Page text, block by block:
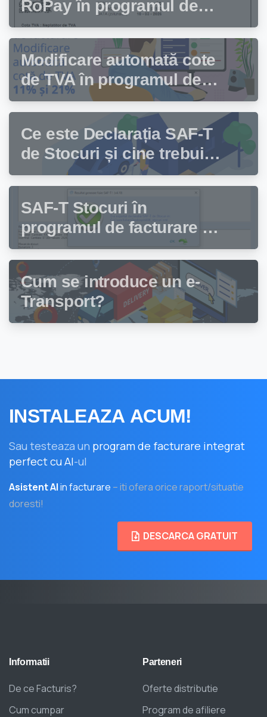
RoPay în programul de
facturare Facturis
Modificare automată cote
de TVA în programul de
facturare Facturis
Ce este Declarația SAF-T
de Stocuri și cine trebuie
să depună această
declarație?
SAF-T Stocuri în
programul de facturare și
gestiune stocuri Facturis
Cum se introduce un e-
Transport?
INSTALEAZA ACUM!
Sau testeaza un program de facturare integrat
perfect cu AI-ul
Asistent AIin facturare – iti ofera orice raport/situatie
doresti!
DESCARCA GRATUIT
Informatii
De ce Facturis?
Cum cumpar
Parteneri
Oferte distributie
Program de afiliere